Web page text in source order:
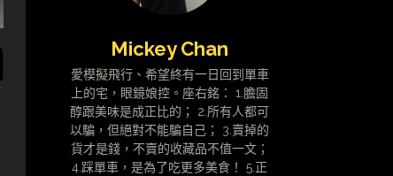
Mickey Chan
愛模擬飛行、希望終有一日回到單車
上的宅，眼鏡娘控。座右銘： 1.膽固
醇跟美味是成正比的； 2.所有人都可
以騙，但絕對不能騙自己； 3.賣掉的
貨才是錢，不賣的收藏品不值一文；
4.踩單車，是為了吃更多美食！ 5.正